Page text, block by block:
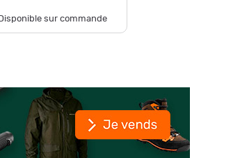
sur commande